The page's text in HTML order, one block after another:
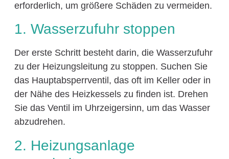
erforderlich, um größere Schäden zu vermeiden.
1. Wasserzufuhr stoppen
Der erste Schritt besteht darin, die Wasserzufuhr
zu der Heizungsleitung zu stoppen. Suchen Sie
das Hauptabsperrventil, das oft im Keller oder in
der Nähe des Heizkessels zu finden ist. Drehen
Sie das Ventil im Uhrzeigersinn, um das Wasser
abzudrehen.
2. Heizungsanlage